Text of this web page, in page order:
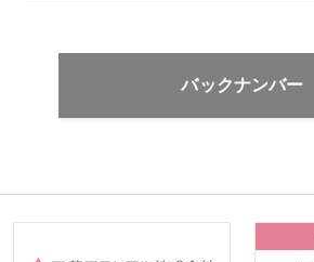
バックナンバー